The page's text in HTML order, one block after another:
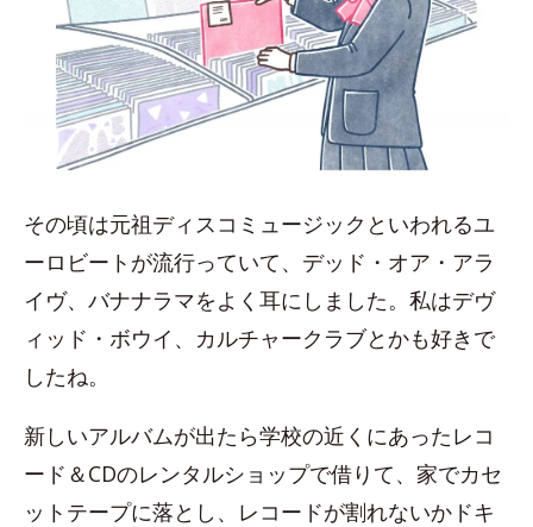
その頃は元祖ディスコミュージックといわれるユ
ーロビートが流行っていて、デッド・オア・アラ
イヴ、バナナラマをよく耳にしました。私はデヴ
ィッド・ボウイ、カルチャークラブとかも好きで
したね。
新しいアルバムが出たら学校の近くにあったレコ
ード＆CDのレンタルショップで借りて、家でカセ
ットテープに落とし、レコードが割れないかドキ